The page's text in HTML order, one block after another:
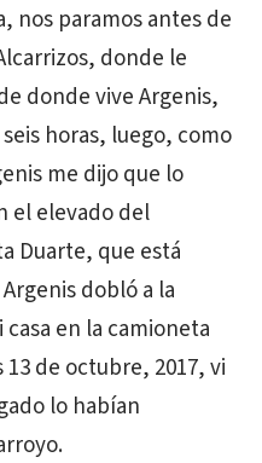
nos paramos antes de
donde le
donde vive Argenis,
horas, luego, como
me dijo que lo
el elevado del
Duarte, que está
dobló a la
en la camioneta
de octubre, 2017, vi
lo habían